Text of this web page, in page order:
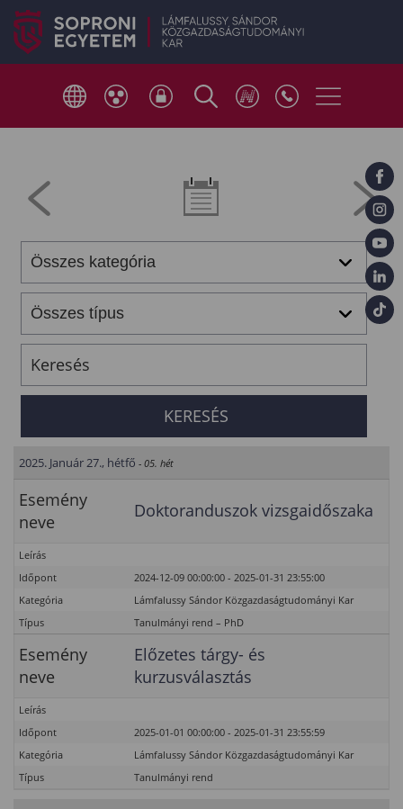
2025. Január 27., hétfő - 05. hét
Esemény
neve
Doktoranduszok vizsgaidőszaka
Leírás
Időpont
2024-12-09 00:00:00 - 2025-01-31 23:55:00
Kategória
Lámfalussy Sándor Közgazdaságtudományi Kar
Típus
Tanulmányi rend – PhD
Esemény
neve
Előzetes tárgy- és
kurzusválasztás
Leírás
Időpont
2025-01-01 00:00:00 - 2025-01-31 23:55:59
Kategória
Lámfalussy Sándor Közgazdaságtudományi Kar
Típus
Tanulmányi rend